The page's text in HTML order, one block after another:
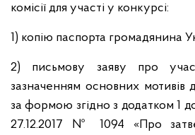
комісії для участі у конкурсі:
1) копію паспорта громадянина
2) письмову заяву про
зазначенням основних мотивів
за формою згідно з додатком 1
27.12.2017 № 1094 «Про